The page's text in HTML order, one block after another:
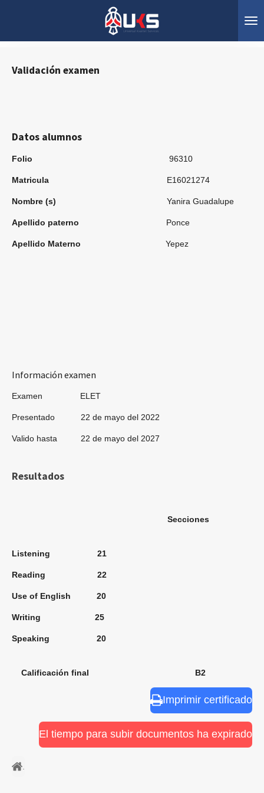
Validación examen
Datos alumnos
Folio 96310
Matricula E16021274
Nombre (s) Yanira Guadalupe
Apellido paterno Ponce
Apellido Materno Yepez
Información examen
Examen ELET
Presentado 22 de mayo del 2022
Valido hasta 22 de mayo del 2027
Resultados
Secciones
Listening 21
Reading 22
Use of English 20
Writing 25
Speaking 20
Calificación final B2
Imprimir certificado
El tiempo para subir documentos ha expirado
.